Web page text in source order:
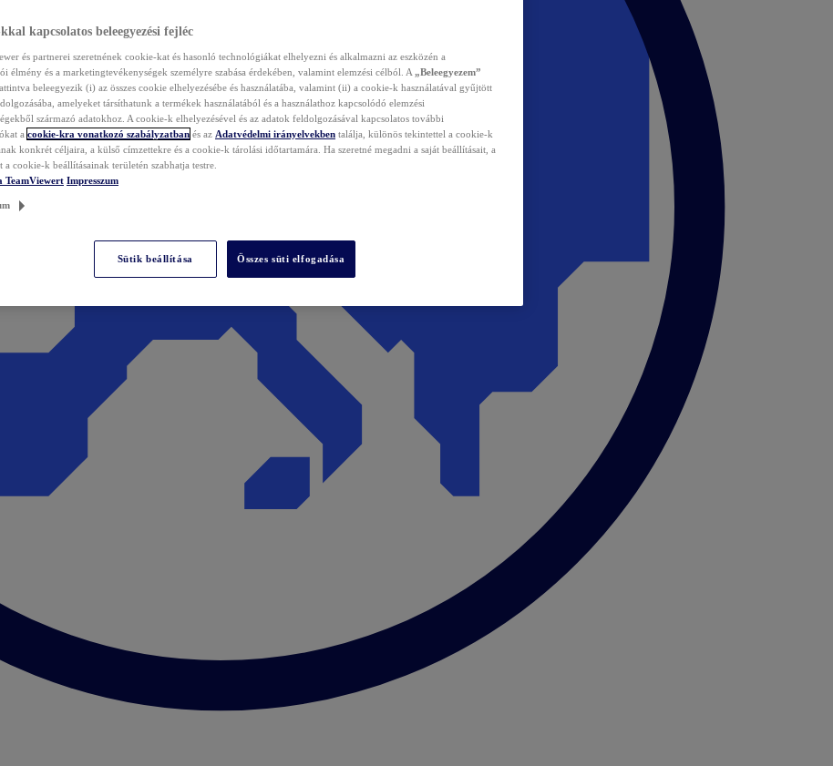
kapcsolatos beleegyezési fejléc
és partnerei szeretnének cookie-kat és hasonló technológiákat elhelyezni és alkalmazni az eszközén a
élmény és a marketingtevékenységek személyre szabása érdekében, valamint elemzési célból. A „Beleegyezem”
beleegyezik (i) az összes cookie elhelyezésébe és használatába, valamint (ii) a cookie-k használatával gyűjtött
amelyeket társíthatunk a termékek használatából és a használathoz kapcsolódó elemzési
származó adatokhoz. A cookie-k elhelyezésével és az adatok feldolgozásával kapcsolatos további
a cookie-kra vonatkozó szabályzatban és az Adatvédelmi irányelvekben találja, különös tekintettel a cookie-k
konkrét céljaira, a külső címzettekre és a cookie-k tárolási időtartamára. Ha szeretné megadni a saját beállításait, a
a cookie-k beállításainak területén szabhatja testre.
TeamViewert Impresszum
Sütik beállítása Összes süti elfogadása